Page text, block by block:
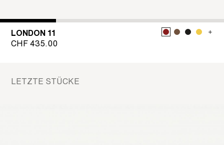
LONDON 11
CHF435.00
LETZTE STÜCKE